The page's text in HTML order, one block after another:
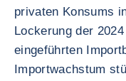
privaten Konsums
Lockerung der
eingeführten
Importwachstum